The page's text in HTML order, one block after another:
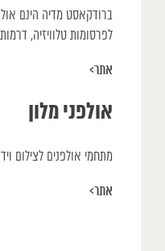
ברודקאסט מדיה הינם
לפרסומות טלוויזיה,
אתר>
אולפני מלון
מתחמי אולפנים לצילום
אתר>